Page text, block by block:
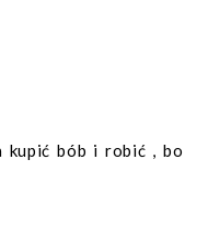
kupić bób i robić , bo